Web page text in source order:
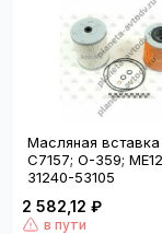
Масляная вставка
C7157; O-359;
31240-53105
2 582,12 ₽
в пути